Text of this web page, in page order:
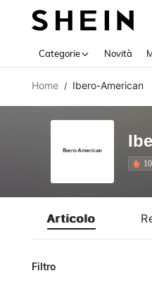
Categorie Novità
Home / Ibero-American
Articolo
Filtro